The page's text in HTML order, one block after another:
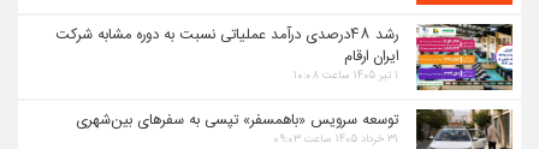
رشد ۴۸درصدی درآمد عملیاتی نسبت به دوره مشابه شرکت
ایران ارقام
۱ تیر ۱۴۰۵ ساعت ۱۰:۰۸
توسعه سرویس «باهمسفر» تپسی به سفرهای بین‌شهری
۳۱ خرداد ۱۴۰۵ ساعت ۰۹:۰۳